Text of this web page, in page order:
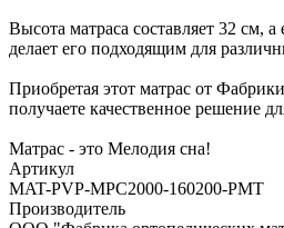
Высота матраса составляет 32 см, а
делает его подходящим для
Приобретая этот матрас от
получаете качественное решение
Матрас - это Мелодия сна!
Артикул
MAT-PVP-MPC2000-160200-PMT
Производитель